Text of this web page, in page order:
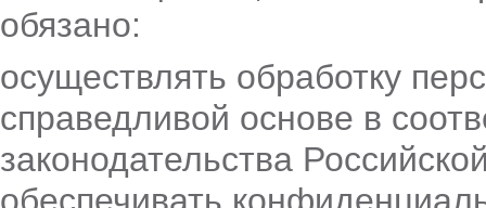
обязано:
осуществлять обработку
справедливой основе в
законодательства